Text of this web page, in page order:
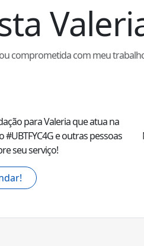
comprometida com meu
paraValeriaque atua na
#UBTFYC4Ge outras pessoas
seu serviço!